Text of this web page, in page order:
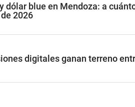
dólar blue en Mendoza: a
2026
digitales ganan terreno